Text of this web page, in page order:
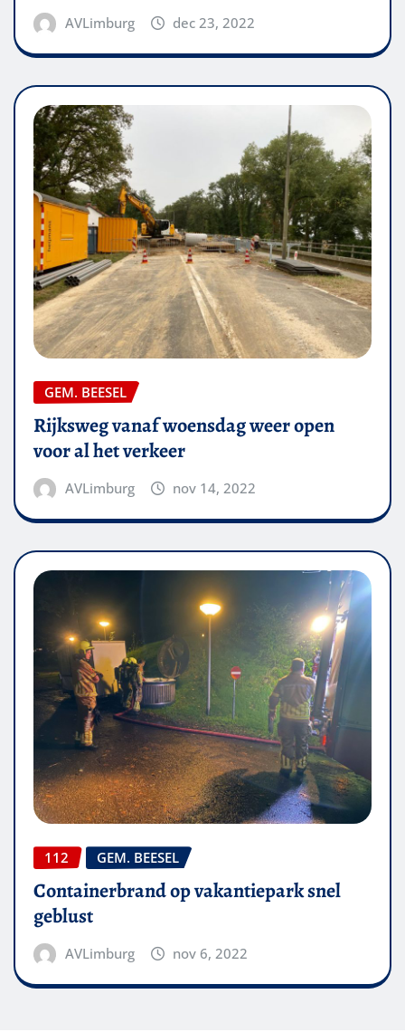
AVLimburg dec 23, 2022
GEM. BEESEL
Rijksweg vanaf woensdag weer open
voor al het verkeer
AVLimburg nov 14, 2022
112 GEM. BEESEL
Containerbrand op vakantiepark snel
geblust
AVLimburg nov 6, 2022